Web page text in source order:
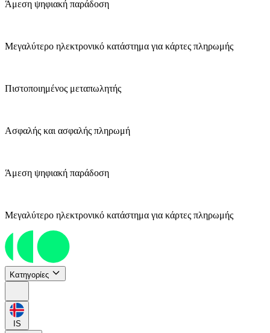
Άμεση ψηφιακή παράδοση
Μεγαλύτερο ηλεκτρονικό κατάστημα για κάρτες πληρωμής
Πιστοποιημένος μεταπωλητής
Ασφαλής και ασφαλής πληρωμή
Άμεση ψηφιακή παράδοση
Μεγαλύτερο ηλεκτρονικό κατάστημα για κάρτες πληρωμής
Κατηγορίες
IS